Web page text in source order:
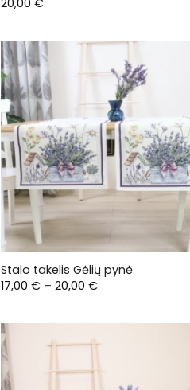
20,00 €
Stalo takelis Gėlių pynė
17,00 € – 20,00 €Price